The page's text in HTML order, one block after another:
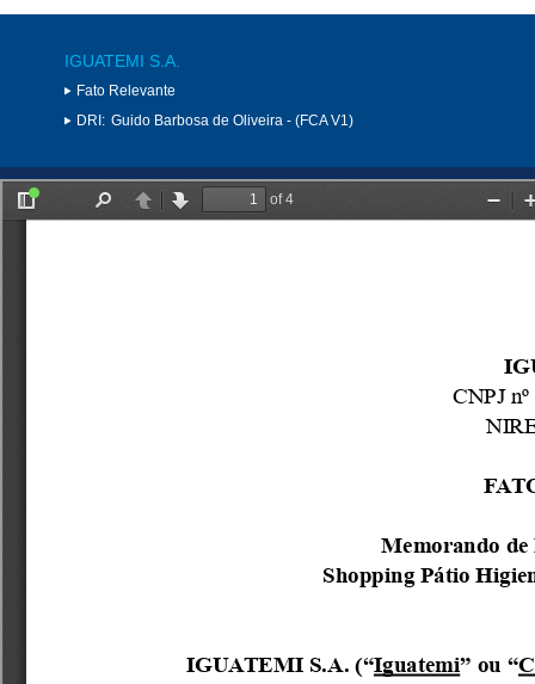
IGUATEMI S.A.
Fato Relevante
DRI: Guido Barbosa de Oliveira - (FCA V1)